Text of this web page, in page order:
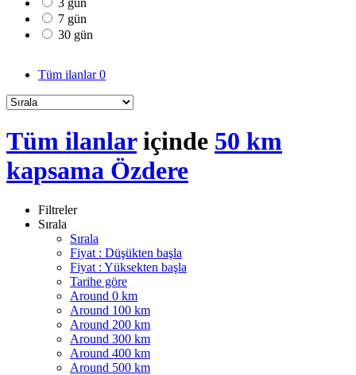
3 gün
7 gün
30 gün
Tüm ilanlar0
Tüm ilanlariçinde 50 km
kapsama Özdere
Filtreler
Sırala
Sırala
Fiyat : Düşükten başla
Fiyat : Yüksekten başla
Tarihe göre
Around 0 km
Around 100 km
Around 200 km
Around 300 km
Around 400 km
Around 500 km